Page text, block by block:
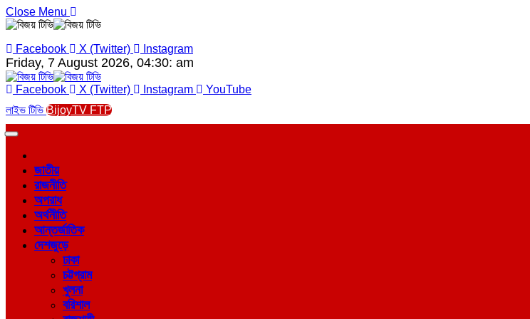
Close Menu
Facebook X (Twitter) Instagram
Friday, 7 August 2026, 04:30: am
Facebook X (Twitter) Instagram
YouTube
লাইভ টিভি BijoyTV FTP
জাতীয়
রাজনীতি
অপরাধ
অর্থনীতি
আন্তর্জাতিক
দেশজুড়ে
ঢাকা
চট্টগ্রাম
খুলনা
বরিশাল